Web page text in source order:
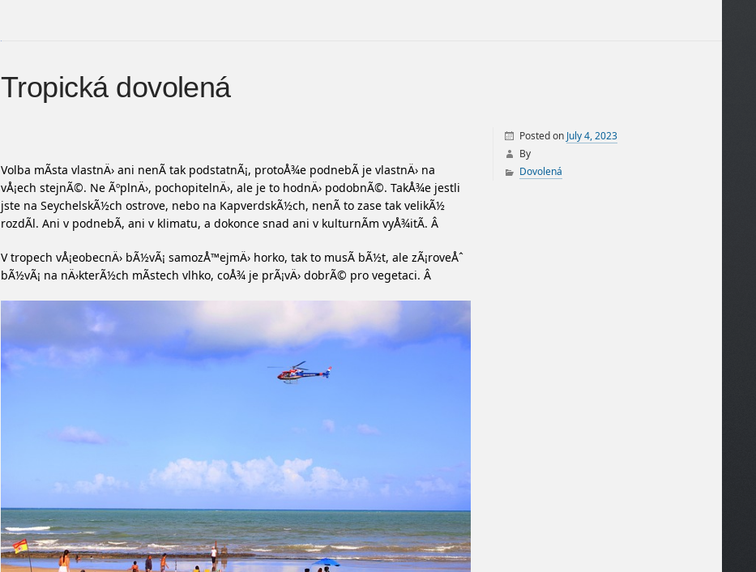
Tropická dovolená
Volba mÃ­sta vlastnÄ› ani nenÃ­ tak podstatnÃ¡, protoÅ¾e podnebÃ­ je vlastnÄ› na
vÅ¡ech stejnÃ©. Ne ÃºplnÄ›, pochopitelnÄ›, ale je to hodnÄ› podobnÃ©. TakÅ¾e jestli
jste na SeychelskÃ½ch ostrove, nebo na KapverdskÃ½ch, nenÃ­ to zase tak velikÃ½
rozdÃ­l. Ani v podnebÃ­, ani v klimatu, a dokonce snad ani v kulturnÃ­m vyÅ¾itÃ­. Â
V tropech vÅ¡eobecnÄ› bÃ½vÃ¡ samozÅ™ejmÄ› horko, tak to musÃ­ bÃ½t, ale zÃ¡roveÅˆ
bÃ½vÃ¡ na nÄ›kterÃ½ch mÃ­stech vlhko, coÅ¾ je prÃ¡vÄ› dobrÃ© pro vegetaci. Â
Posted on July 4, 2023
By
Dovolená